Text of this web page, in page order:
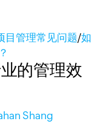
目管理常见问题/如
的管理效
Shang